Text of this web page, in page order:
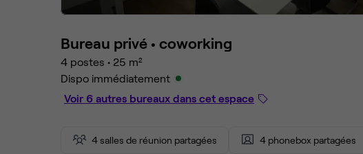
Bureau privé • coworking
4 postes • 25 m²
Dispo immédiatement
Voir 6 autres bureaux dans cet espace
4 salles de réunion partagées 4 phonebox partagées